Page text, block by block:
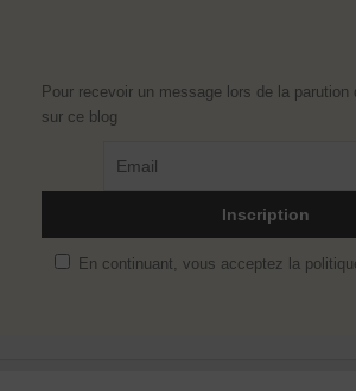
Pour recevoir un message lors de la parution
sur ce blog
En continuant, vous acceptez la